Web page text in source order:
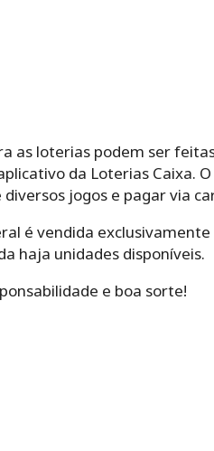
as loterias podem ser
da Loterias Caixa.
jogos e pagar via
é vendida
haja unidades disponíveis.
e boa sorte!